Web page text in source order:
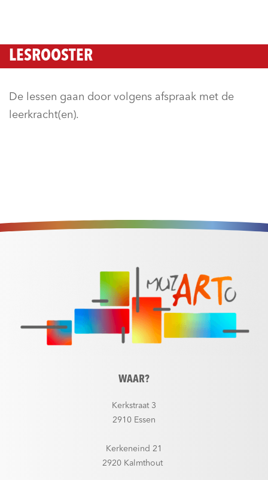
LESROOSTER
De lessen gaan door volgens afspraak met de
leerkracht(en).
WAAR?
Kerkstraat 3
2910 Essen
Kerkeneind 21
2920 Kalmthout